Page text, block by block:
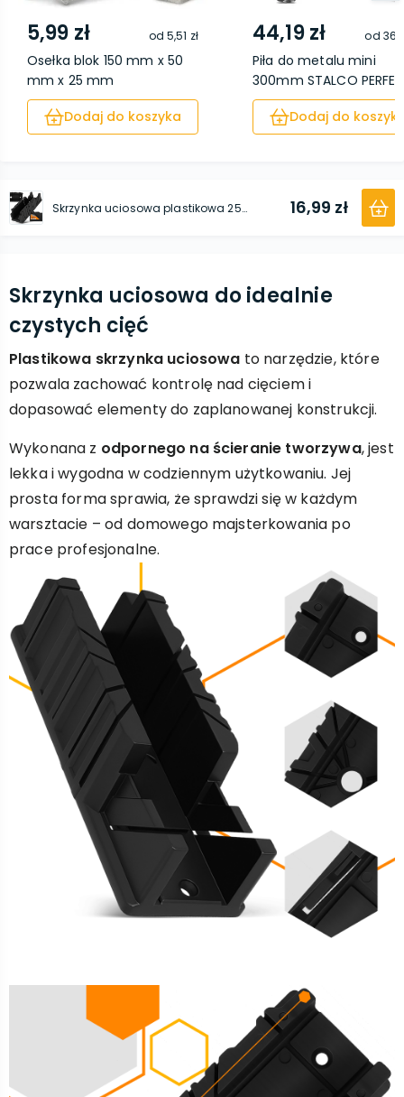
5,99 zł od5,51 zł
Osełka blok 150 mm x 50
mm x 25 mm
Dodaj do koszyka
44,19 zł od
Piła do metalu mini
300mm STALCO
Dodaj do
Skrzynka uciosowa plastikowa 250 mm х 65 mm х 60 mm 16,99 zł
Skrzynka uciosowa do idealnie
czystych cięć
Plastikowa skrzynka uciosowa to narzędzie, które
pozwala zachować kontrolę nad cięciem i
dopasować elementy do zaplanowanej konstrukcji.
Wykonana z odpornego na ścieranie tworzywa, jest
lekka i wygodna w codziennym użytkowaniu. Jej
prosta forma sprawia, że sprawdzi się w każdym
warsztacie – od domowego majsterkowania po
prace profesjonalne.